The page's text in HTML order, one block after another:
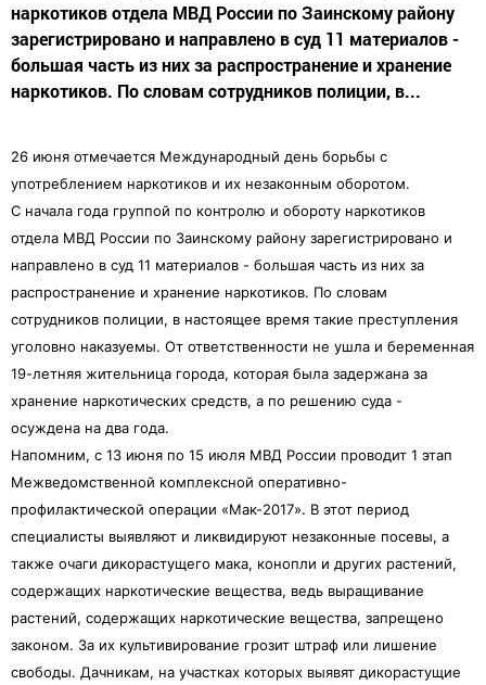
наркотиков отдела МВД России по Заинскому району
зарегистрировано и направлено в суд 11 материалов -
большая часть из них за распространение и хранение
наркотиков. По словам сотрудников полиции, в...
26 июня отмечается Международный день борьбы с
употреблением наркотиков и их незаконным оборотом.
С начала года группой по контролю и обороту наркотиков
отдела МВД России по Заинскому району зарегистрировано и
направлено в суд 11 материалов - большая часть из них за
распространение и хранение наркотиков. По словам
сотрудников полиции, в настоящее время такие преступления
уголовно наказуемы. От ответственности не ушла и беременная
19-летняя жительница города, которая была задержана за
хранение наркотических средств, а по решению суда -
осуждена на два года.
Напомним, с 13 июня по 15 июля МВД России проводит 1 этап
Межведомственной комплексной оперативно-
профилактической операции «Мак-2017». В этот период
специалисты выявляют и ликвидируют незаконные посевы, а
также очаги дикорастущего мака, конопли и других растений,
содержащих наркотические вещества, ведь выращивание
растений, содержащих наркотические вещества, запрещено
законом. За их культивирование грозит штраф или лишение
свободы. Дачникам, на участках которых выявят дикорастущие